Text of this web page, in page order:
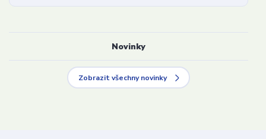
Novinky
Zobrazit všechny novinky